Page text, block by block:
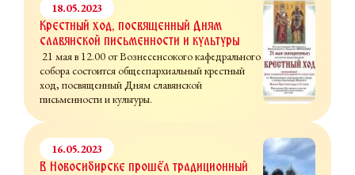
18.05.2023
Крестный ход, посвященный Дням
славянской письменности и культуры
21 мая в 12.00 от Вознесенсокого кафедрального
собора состоится общеепархиальный крестный
ход, посвященный Дням славянской
письменности и культуры.
16.05.2023
В Новосибирске прошёл традиционный